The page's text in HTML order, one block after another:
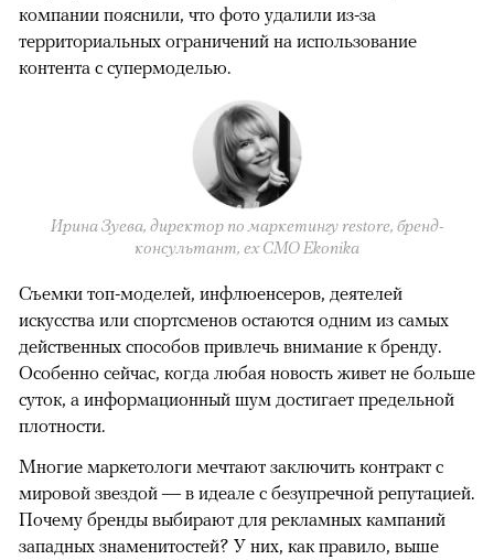
компании пояснили, что фото удалили из-за
территориальных ограничений на использование
контента с супермоделью.
Ирина Зуева, директор по маркетингу restore, бренд-
консультант, eх CMO Ekonika
Съемки топ-моделей, инфлюенсеров, деятелей
искусства или спортсменов остаются одним из самых
действенных способов привлечь внимание к бренду.
Особенно сейчас, когда любая новость живет не больше
суток, а информационный шум достигает предельной
плотности.
Многие маркетологи мечтают заключить контракт с
мировой звездой — в идеале с безупречной репутацией.
Почему бренды выбирают для рекламных кампаний
западных знаменитостей? У них, как правило, выше